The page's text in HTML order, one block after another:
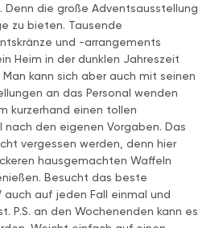
Denn die große Adventsausstellung
zu bieten. Tausende
und -arrangements
Heim in der dunklen Jahreszeit
kann sich aber auch mit seinen
an das Personal wenden
kurzerhand einen tollen
nach den eigenen Vorgaben. Das
vergessen werden, denn hier
hausgemachten Waffeln
Besucht das beste
auch auf jeden Fall einmal und
P.S. an den Wochenenden kann es